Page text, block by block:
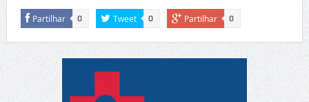
Partilhar 0 Tweet 0 Partilhar 0